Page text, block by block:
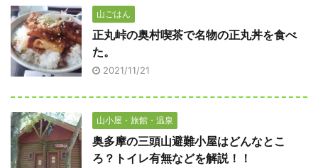
山ごはん
正丸峠の奥村喫茶で名物の正丸丼を食べ
た。
2021/11/21
山小屋・旅館・温泉
奥多摩の三頭山避難小屋はどんなとこ
ろ？トイレ有無などを解説！！